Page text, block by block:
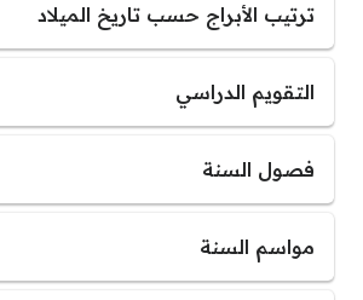
ترتيب الأبراج حسب تاريخ الميلاد
التقويم الدراسي
فصول السنة
مواسم السنة